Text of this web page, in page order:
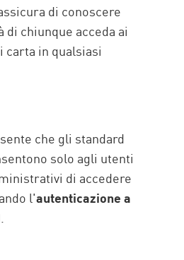
di conoscere
chiunque acceda ai
in qualsiasi
che gli standard
solo agli utenti
di accedere
l'autenticazione a
.